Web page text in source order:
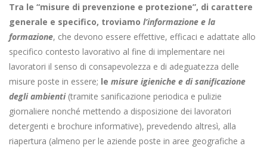
Tra le “misure di prevenzione e protezione”, di carattere
generale e specifico, troviamo l’informazione e la
formazione, che devono essere effettive, efficaci e adattate allo
specifico contesto lavorativo al fine di implementare nei
lavoratori il senso di consapevolezza e di adeguatezza delle
misure poste in essere; le misure igieniche e di sanificazione
degli ambienti(tramite sanificazione periodica e pulizie
giornaliere nonché mettendo a disposizione dei lavoratori
detergenti e brochure informative), prevedendo altresì, alla
riapertura (almeno per le aziende poste in aree geografiche a